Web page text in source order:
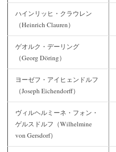
ハインリッヒ・クラウレン
（Heinrich Clauren）
ゲオルク・デーリング
（Georg Döring）
ヨーゼフ・アイヒェンドルフ
（Joseph Eichendorff）
ヴィルヘルミーネ・フォン・
ゲルスドルフ（Wilhelmine
von Gersdorf）